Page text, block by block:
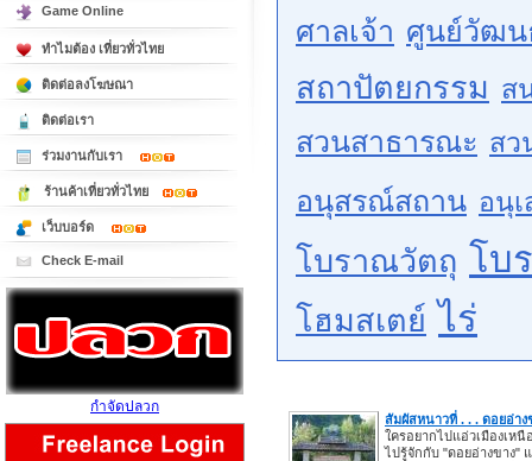
ศาลเจ้า ศูนย์วัฒน
สถาปัตยกรรม ส
สวนสาธารณะ สว
อนุสรณ์สถาน อนุ
โบราณวัตถุ โบ
โฮมสเตย์ ไร่
สัมผัสหนาวที่ . . . ดอยอ่าง
ใครอยากไปแอ่วเมืองเห
ไปรู้จักกับ "ดอยอ่างขาง"
Game Online
ทำไมต้อง เที่ยวทั่วไทย
ติดต่อลงโฆษณา
ติดต่อเรา
ร่วมงานกับเรา
ร้านค้าเที่ยวทั่วไทย
เว็บบอร์ด
Check E-mail
กำจัดปลวก